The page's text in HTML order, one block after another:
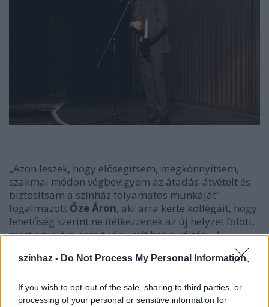
szinhaz - Do Not Process My Personal Information
If you wish to opt-out of the sale, sharing to third parties, or
processing of your personal or sensitive information for
„Azon leszek, hogy elősegítsem, megkönnyítsem,
szakmai módon végbevigyem az átadás-átvételt és
biztosítsam a színház folyamatos munkáját” –
fogalmazott Őze Áron, aki arra kérte kollégáit, hogy
lehetőség szerint ne ítélkezzenek az új helyzet fölött,
mert egyelőre nem tudni, mit hoz a váltás. „A
csapdákat, amelyeket egy ilyen szituáció kínál” –